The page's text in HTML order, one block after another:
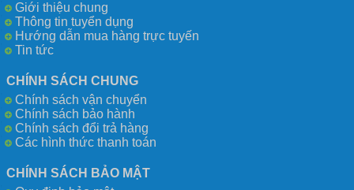
Giới thiệu chung
Thông tin tuyển dụng
Hướng dẫn mua hàng trực tuyến
Tin tức
CHÍNH SÁCH CHUNG
Chính sách vận chuyển
Chính sách bảo hành
Chính sách đổi trả hàng
Các hình thức thanh toán
CHÍNH SÁCH BẢO MẬT